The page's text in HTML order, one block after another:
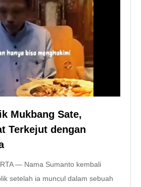
Mukbang Sate,
Terkejut dengan
— Nama Sumanto kembali
setelah ia muncul dalam sebuah